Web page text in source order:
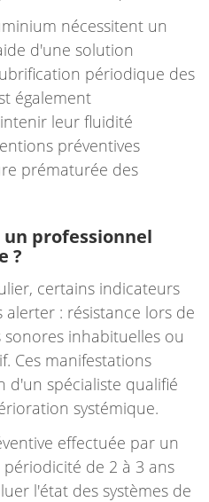
nécessitent un
d'une solution
périodique des
également
leur fluidité
préventives
prématurée des
professionnel
?
certains indicateurs
: résistance lors de
inhabituelles ou
Ces manifestations
d'un spécialiste qualifié
systémique.
effectuée par un
de 2 à 3 ans
l'état des systèmes de